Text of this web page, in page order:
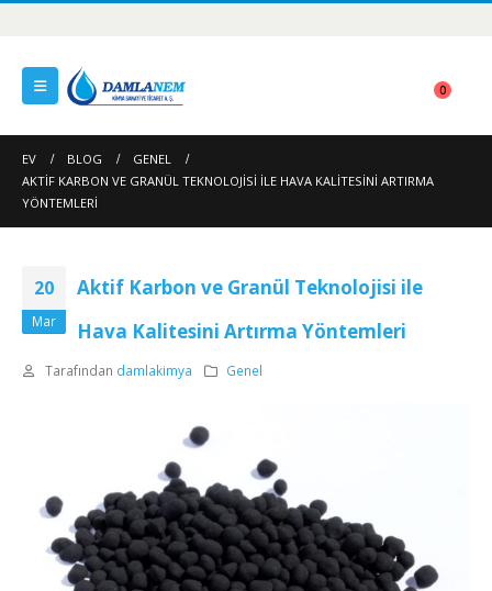
0
EV BLOG
GENEL
AKTIF KARBON VE GRANÜL TEKNOLOJISI ILE HAVA KALITESINI ARTIRMA
YÖNTEMLERI
20
Mar
Aktif Karbon ve Granül Teknolojisi ile
Hava Kalitesini Artırma Yöntemleri
Tarafından damlakimya Genel